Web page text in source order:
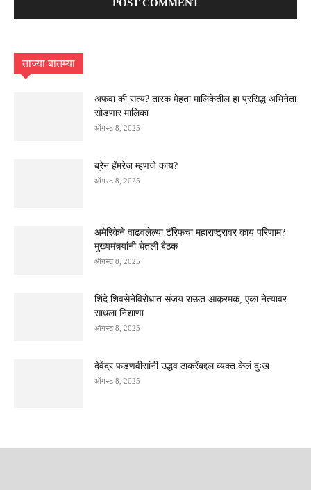
ताज्या बातम्या
अफवा की सत्य? तारक मेहता मालिकेतील हा प्रसिद्ध अभिनेता
सोडणार मालिका
ऑगस्ट 8, 2025
ब्रेन हॅमरेज म्हणजे काय?
ऑगस्ट 8, 2025
अमेरिकेने वाढवलेल्या टॅरिफचा महाराष्ट्रावर काय परिणाम?
मुख्यमंत्र्यांनी घेतली बैठक
ऑगस्ट 8, 2025
शिंदे शिवसेनेविरोधात संजय राऊत आक्रमक, एका नेत्यावर
साधला निशाणा
ऑगस्ट 8, 2025
देवेंद्र फडणवीसांनी उद्धव ठाकरेंबद्दल व्यक्त केलं दुःख
ऑगस्ट 8, 2025